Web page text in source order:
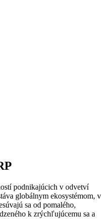
podnikajúcich v odvetví
globálnym ekosystémom, v
sa od pomalého,
k zrýchľujúcemu sa a